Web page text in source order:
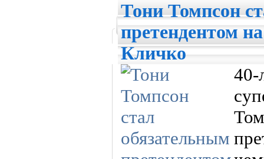
Тони Томпсон
претендентом
Кличко